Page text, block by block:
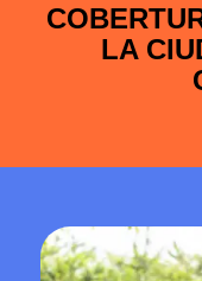
LA